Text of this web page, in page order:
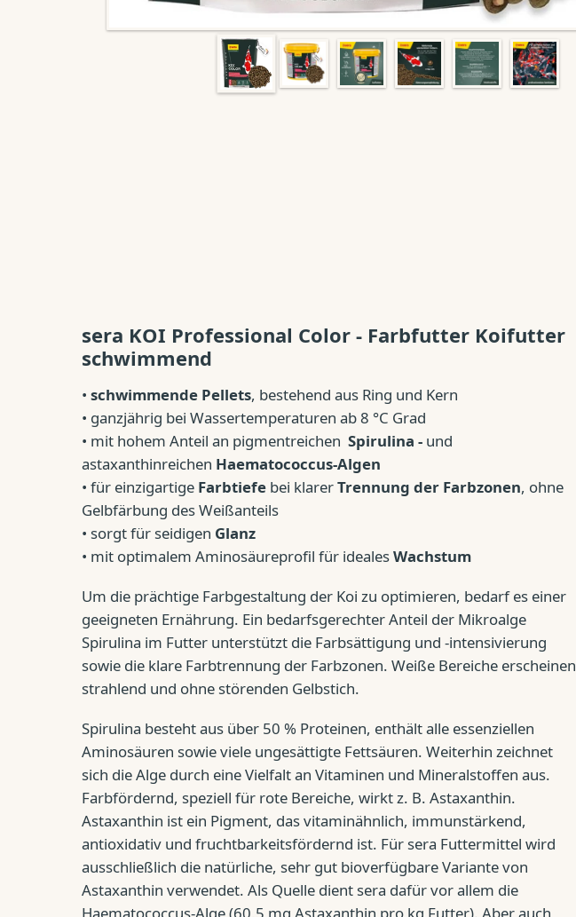
sera KOI Professional Color - Farbfutter Koifutter
schwimmend
• schwimmende Pellets, bestehend aus Ring und Kern
• ganzjährig bei Wassertemperaturen ab 8 °C Grad
• mit hohem Anteil an pigmentreichen Spirulina - und
astaxanthinreichen Haematococcus-Algen
• für einzigartige Farbtiefe bei klarerTrennung der Farbzonen, ohne
Gelbfärbung des Weißanteils
• sorgt für seidigen Glanz
• mit optimalem Aminosäureprofil für idealesWachstum
Um die prächtige Farbgestaltung der Koi zu optimieren, bedarf es einer
geeigneten Ernährung. Ein bedarfsgerechter Anteil der Mikroalge
Spirulina im Futter unterstützt die Farbsättigung und -intensivierung
sowie die klare Farbtrennung der Farbzonen. Weiße Bereiche erscheinen
strahlend und ohne störenden Gelbstich.
Spirulina besteht aus über 50 % Proteinen, enthält alle essenziellen
Aminosäuren sowie viele ungesättigte Fettsäuren. Weiterhin zeichnet
sich die Alge durch eine Vielfalt an Vitaminen und Mineralstoffen aus.
Farbfördernd, speziell für rote Bereiche, wirkt z. B. Astaxanthin.
Astaxanthin ist ein Pigment, das vitaminähnlich, immunstärkend,
antioxidativ und fruchtbarkeitsfördernd ist. Für sera Futtermittel wird
ausschließlich die natürliche, sehr gut bioverfügbare Variante von
Astaxanthin verwendet. Als Quelle dient sera dafür vor allem die